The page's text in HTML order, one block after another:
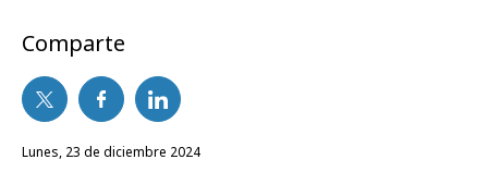
Comparte
lunes, 23 de diciembre 2024